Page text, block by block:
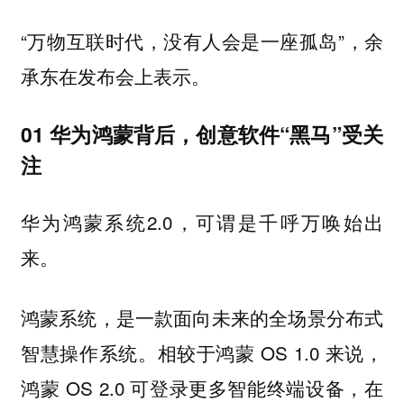
“万物互联时代，没有人会是一座孤岛”，余
承东在发布会上表示。
01 华为鸿蒙背后，创意软件“黑马”受关
注
华为鸿蒙系统2.0，可谓是千呼万唤始出
来。
鸿蒙系统，是一款面向未来的全场景分布式
智慧操作系统。相较于鸿蒙 OS 1.0 来说，
鸿蒙 OS 2.0 可登录更多智能终端设备，在